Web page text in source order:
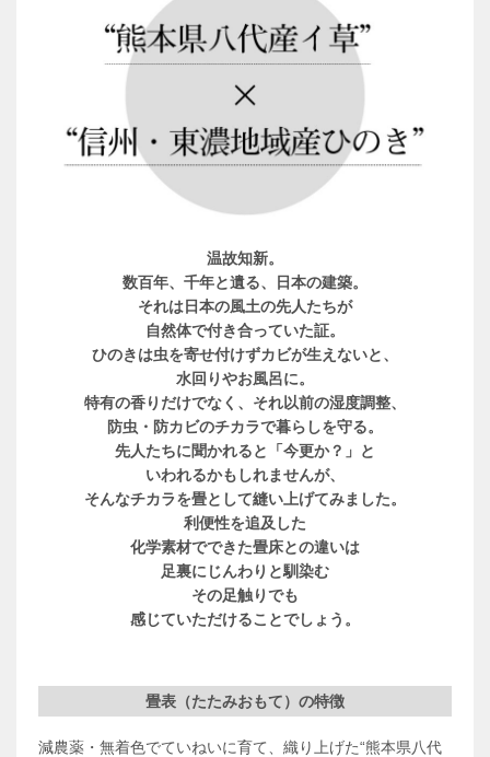
温故知新。
数百年、千年と遺る、日本の建築。
それは日本の風土の先人たちが
自然体で付き合っていた証。
ひのきは虫を寄せ付けずカビが生えないと、
水回りやお風呂に。
特有の香りだけでなく、それ以前の湿度調整、
防虫・防カビのチカラで暮らしを守る。
先人たちに聞かれると「今更か？」と
いわれるかもしれませんが、
そんなチカラを畳として縫い上げてみました。
利便性を追及した
化学素材でできた畳床との違いは
足裏にじんわりと馴染む
その足触りでも
感じていただけることでしょう。
畳表（たたみおもて）の特徴
減農薬・無着色でていねいに育て、織り上げた“熊本県八代